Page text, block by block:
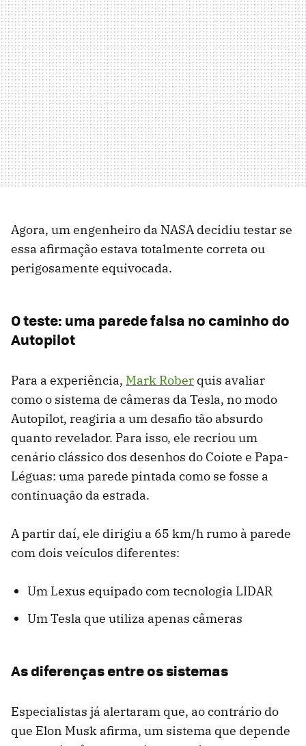
Agora, um engenheiro da NASA decidiu testar se
essa afirmação estava totalmente correta ou
perigosamente equivocada.
O teste: uma parede falsa no caminho do
Autopilot
Para a experiência, Mark Rober quis avaliar
como o sistema de câmeras da Tesla, no modo
Autopilot, reagiria a um desafio tão absurdo
quanto revelador. Para isso, ele recriou um
cenário clássico dos desenhos do Coiote e Papa-
Léguas: uma parede pintada como se fosse a
continuação da estrada.
A partir daí, ele dirigiu a 65 km/h rumo à parede
com dois veículos diferentes:
Um Lexus equipado com tecnologia LIDAR
Um Tesla que utiliza apenas câmeras
As diferenças entre os sistemas
Especialistas já alertaram que, ao contrário do
que Elon Musk afirma, um sistema que depende